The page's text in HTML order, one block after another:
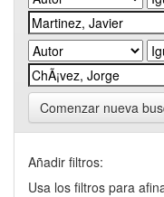
Comenzar nueva
Añadir filtros:
Usa los filtros para